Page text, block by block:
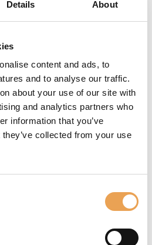
Details About
content and ads, to
and to analyse our traffic.
about your use of our site with
and analytics partners who
information that you’ve
collected from your use
.
ou
la